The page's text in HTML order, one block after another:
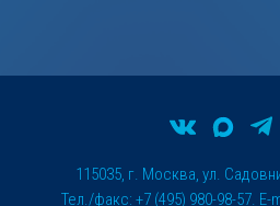
115035, г. Москва, ул.
Тел./факс: +7 (495) 980-98-57. E-